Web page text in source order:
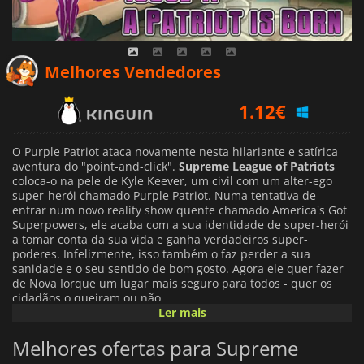
Melhores Vendedores
0.98 €
4.48€
O Purple Patriot ataca novamente nesta hilariante e satírica
aventura do "point-and-click". Supreme League of Patriots
coloca-o na pele de Kyle Keever, um civil com um alter-ego
super-herói chamado Purple Patriot. Numa tentativa de
entrar num novo reality show quente chamado America's Got
Superpowers, ele acaba com a sua identidade de super-herói
a tomar conta da sua vida e ganha verdadeiros super-
poderes. Infelizmente, isso também o faz perder a sua
sanidade e o seu sentido de bom gosto. Agora ele quer fazer
de Nova Iorque um lugar mais seguro para todos - quer os
cidadãos o queiram ou não.
enquanto ele lida tanto com colegas heróis como com
supervilões. Lidar com personagens hilariantes e loucos no
Ler mais
Melhores ofertas para Supreme